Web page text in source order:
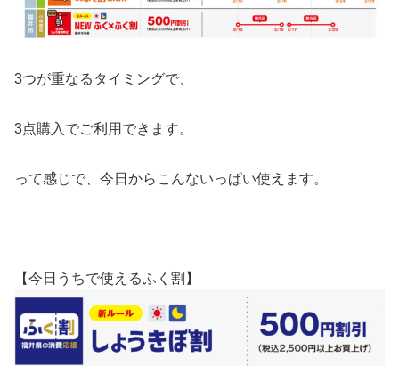
3つが重なるタイミングで、
3点購入でご利用できます。
って感じで、今日からこんないっぱい使えます。
【今日うちで使えるふく割】